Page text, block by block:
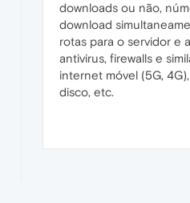
downloads ou não,
download
rotas para o servidor e
antivirus, firewalls e
internet móvel (5G,
disco, etc.